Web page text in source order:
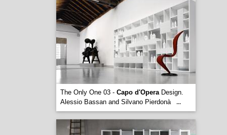
The Only One 03 - Capo d'OperaDesign.
Alessio Bassan and Silvano Pierdonà
...